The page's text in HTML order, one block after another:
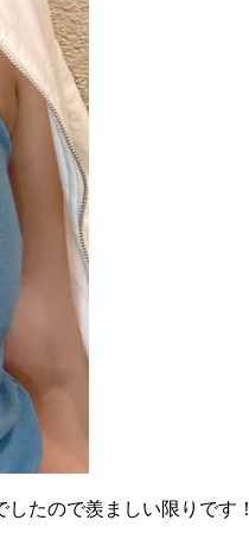
たので羨ましい限りです！